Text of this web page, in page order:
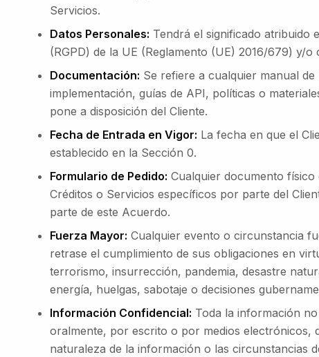
Servicios.
Datos Personales: Tendrá el significado atribuido
(RGPD) de la UE (Reglamento (UE) 2016/679) y/
Documentación: Se refiere a cualquier manual
implementación, guías de API, políticas o
pone a disposición del Cliente.
Fecha de Entrada en Vigor: La fecha en que el
establecido en la Sección 0.
Formulario de Pedido: Cualquier documento
Créditos o Servicios específicos por parte del
parte de este Acuerdo.
Fuerza Mayor: Cualquier evento o circunstancia
retrase el cumplimiento de sus obligaciones en
terrorismo, insurrección, pandemia, desastre
energía, huelgas, sabotaje o decisiones
Información Confidencial: Toda la información
oralmente, por escrito o por medios electrónicos,
naturaleza de la información o las circunstancias